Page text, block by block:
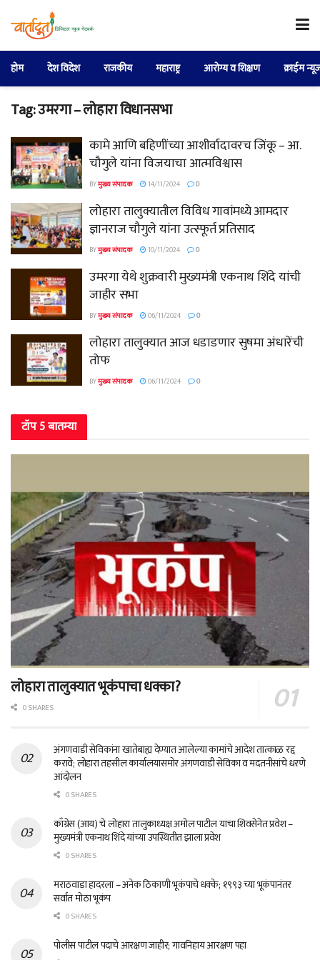
होम देश विदेश राजकीय महाराष्ट्र आरोग्य व शिक्षण क्राईम
Tag:उमरगा – लोहारा विधानसभा
कामे आणि बहिणींच्या आशीर्वादावरच जिंकू – आ.
चौगुले यांना विजयाचा आत्मविश्वास
BYमुख्य संपादक 14/11/2024 0
लोहारा तालुक्यातील विविध गावांमध्ये आमदार
ज्ञानराज चौगुले यांना उत्स्फूर्त प्रतिसाद
BYमुख्य संपादक 10/11/2024 0
उमरगा येथे शुक्रवारी मुख्यमंत्री एकनाथ शिंदे यांची
जाहीर सभा
BYमुख्य संपादक 06/11/2024 0
लोहारा तालुक्यात आज धडाडणार सुषमा अंधारेंची
तोफ
BYमुख्य संपादक 06/11/2024 0
टॉप 5 बातम्या
लोहारा तालुक्यात भूकंपाचा धक्का?
0 SHARES
अंगणवाडी सेविकांना खातेबाह्य देण्यात आलेल्या कामांचे आदेश तात्काळ रद्द
करावे; लोहारा तहसील कार्यालयासमोर अंगणवाडी सेविका व मदतनीसांचे धरणे
आंदोलन
0 SHARES
काँग्रेस (आय) चे लोहारा तालुकाध्यक्ष अमोल पाटील यांचा शिवसेनेत प्रवेश –
मुख्यमंत्री एकनाथ शिंदे यांच्या उपस्थितीत झाला प्रवेश
0 SHARES
मराठवाडा हादरला – अनेक ठिकाणी भूकंपाचे धक्के; १९९३ च्या भूकंपानंतर
सर्वात मोठा भूकंप
0 SHARES
पोलीस पाटील पदाचे आरक्षण जाहीर; गावनिहाय आरक्षण पहा